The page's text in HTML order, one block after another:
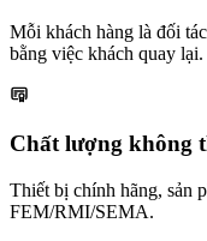
Mỗi khách hàng là đối
bằng việc khách quay lại.
Chất lượng không
Thiết bị chính hãng, sản
FEM/RMI/SEMA.